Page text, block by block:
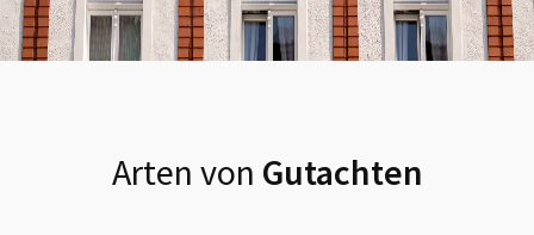
Arten von Gutachten